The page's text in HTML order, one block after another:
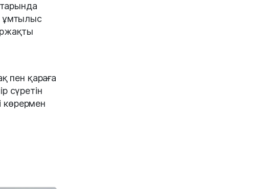
ұмтылыс
пен қараға
сүретін
көрермен